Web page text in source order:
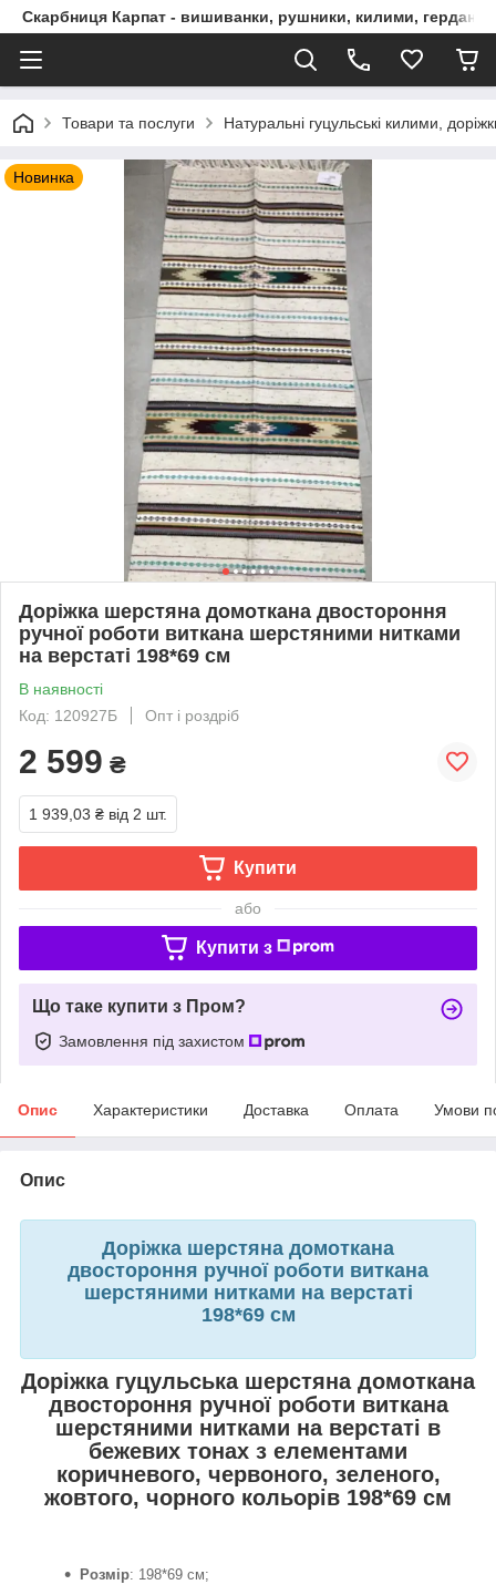
Скарбниця Карпат - вишиванки, рушники, килими, гердани,
Товари та послуги Натуральні гуцульські килими,
Новинка
Доріжка шерстяна домоткана двостороння
ручної роботи виткана шерстяними нитками
на верстаті 198*69 см
В наявності
Код: 120927Б
Опт і роздріб
2 599 ₴
1 939,03 ₴ від 2 шт.
Купити
або
Купити з
Що таке купити з Пром?
Замовлення під захистом
Опис Характеристики Доставка Оплата Умови
Опис
Доріжка шерстяна домоткана
двостороння ручної роботи виткана
шерстяними нитками на верстаті
198*69 см
Доріжка гуцульська шерстяна домоткана
двостороння ручної роботи виткана
шерстяними нитками на верстаті в
бежевих тонах з елементами
коричневого, червоного, зеленого,
жовтого, чорного кольорів 198*69 см
Розмір: 198*69 см;